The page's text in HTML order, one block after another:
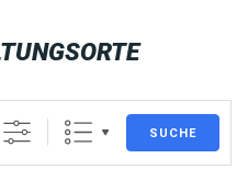
SUCHE